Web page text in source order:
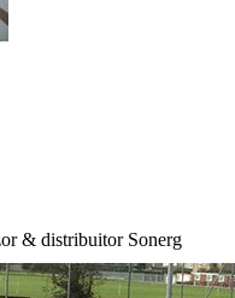
& distribuitor Sonerg